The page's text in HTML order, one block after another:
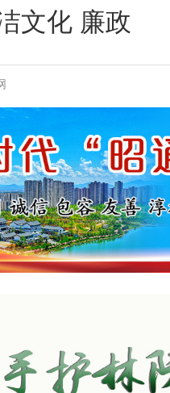
文化 廉政